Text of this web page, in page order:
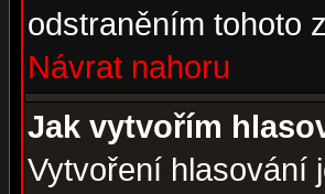
odstraněním tohoto
Návrat nahoru
Jak vytvořím
Vytvoření hlasování